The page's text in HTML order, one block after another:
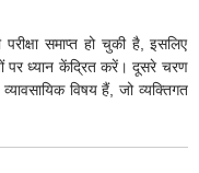
परीक्षा समाप्त हो चुकी है, इसलिए
पर ध्यान केंद्रित करें। दूसरे चरण
विषय हैं, जो व्यक्तिगत